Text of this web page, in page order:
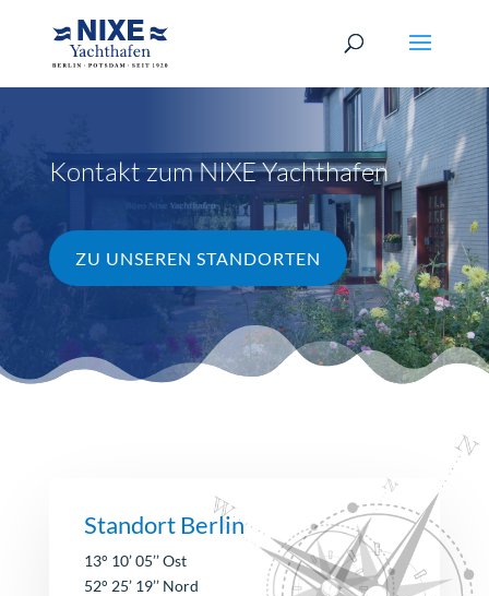
Kontakt zum NIXE Yachthafen
ZU UNSEREN STANDORTEN
Standort Berlin
13° 10’ 05’’ Ost
52° 25’ 19’’ Nord